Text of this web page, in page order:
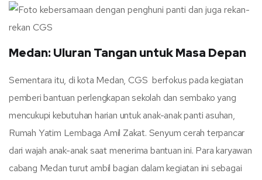
Medan: Uluran Tangan untuk Masa Depan
Sementara itu, di kota Medan, CGS berfokus pada kegiatan
pemberi bantuan perlengkapan sekolah dan sembako yang
mencukupi kebutuhan harian untuk anak-anak panti asuhan,
Rumah Yatim Lembaga Amil Zakat. Senyum cerah terpancar
dari wajah anak-anak saat menerima bantuan ini. Para karyawan
cabang Medan turut ambil bagian dalam kegiatan ini sebagai